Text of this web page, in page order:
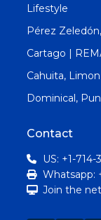
Lifestyle
Pérez
Cartago |
Cahuita,
Dominical,
Contact
US: +1-714-
Whatsapp:
Join the